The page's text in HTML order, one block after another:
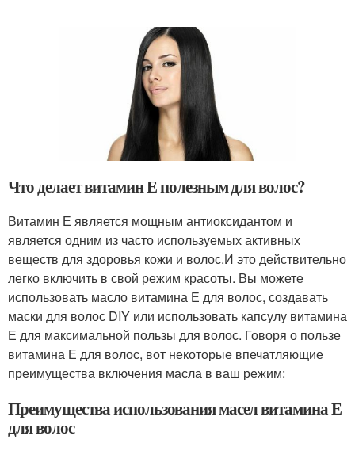
Что делает витамин Е полезным для волос?
Витамин Е является мощным антиоксидантом и
является одним из часто используемых активных
веществ для здоровья кожи и волос.И это действительно
легко включить в свой режим красоты. Вы можете
использовать масло витамина Е для волос, создавать
маски для волос DIY или использовать капсулу витамина
Е для максимальной пользы для волос. Говоря о пользе
витамина Е для волос, вот некоторые впечатляющие
преимущества включения масла в ваш режим:
Преимущества использования масел витамина Е
для волос